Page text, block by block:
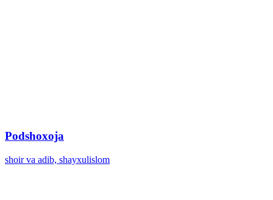
Podshoxoja
shoir va adib, shayxulislom